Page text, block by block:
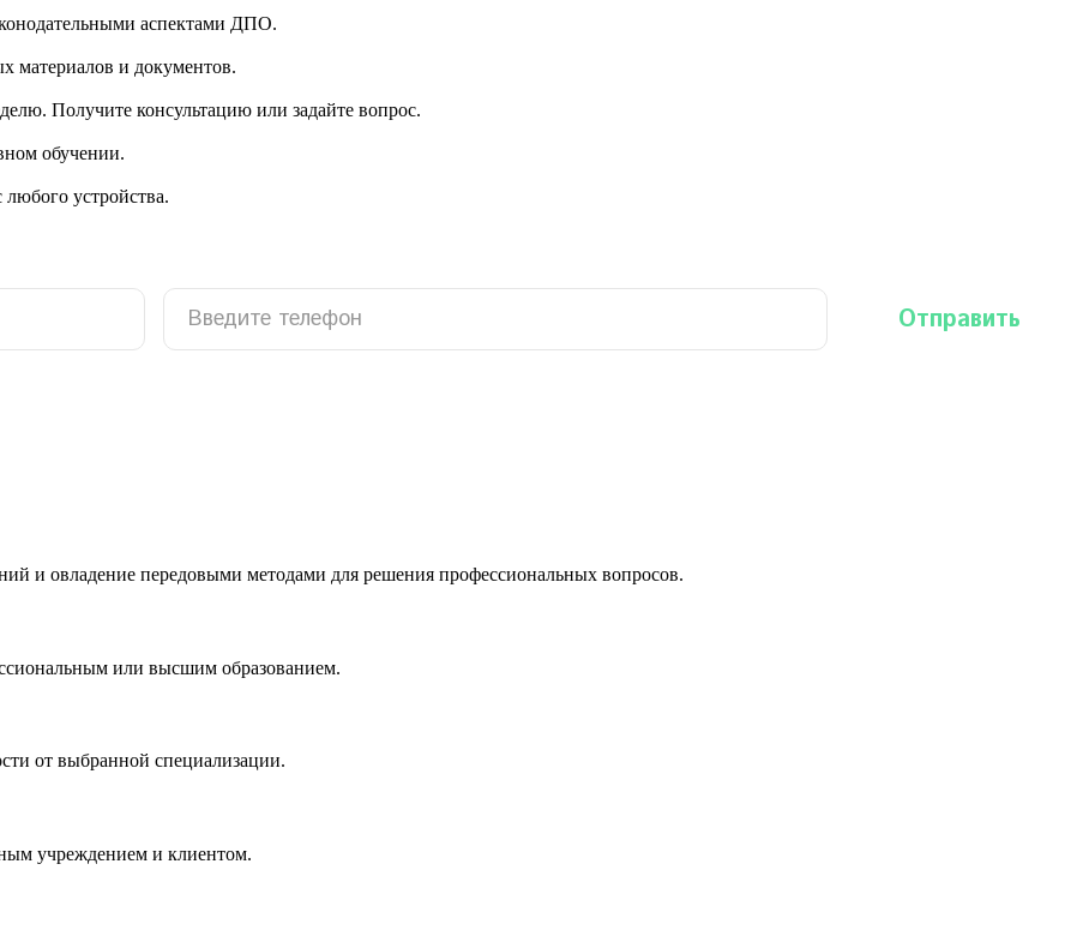
аспектами ДПО.
материалов и документов.
Получите консультацию или задайте вопрос.
обучении.
устройства.
и овладение передовыми методами для решения профессиональных вопросов.
или высшим образованием.
от выбранной специализации.
учреждением и клиентом.